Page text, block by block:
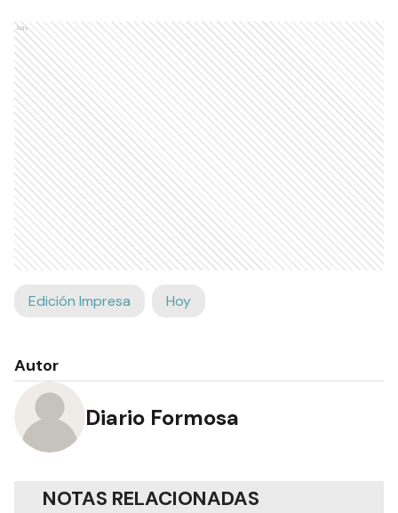
Ads
Edición Impresa Hoy
Autor
Diario Formosa
NOTAS RELACIONADAS